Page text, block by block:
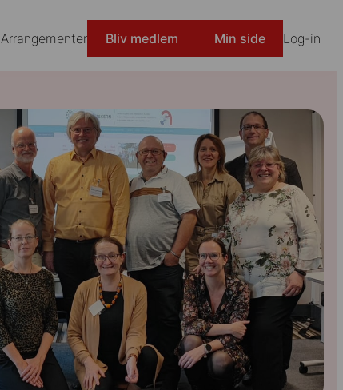
Arrangementer Bliv medlem Min side Log-in